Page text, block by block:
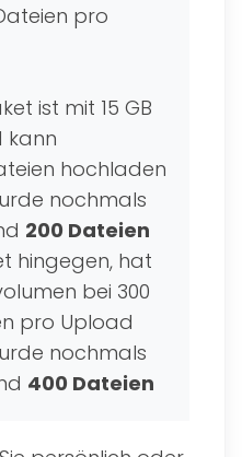
pro
ist mit 15 GB
kann
hochladen
nochmals
200 Dateien
hingegen, hat
bei 300
pro Upload
nochmals
400 Dateien